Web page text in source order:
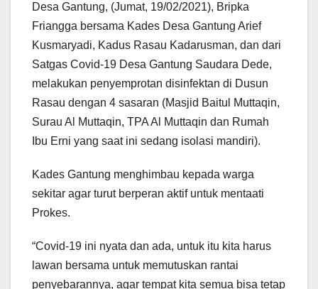
Desa Gantung, (Jumat, 19/02/2021), Bripka
Friangga bersama Kades Desa Gantung Arief
Kusmaryadi, Kadus Rasau Kadarusman, dan dari
Satgas Covid-19 Desa Gantung Saudara Dede,
melakukan penyemprotan disinfektan di Dusun
Rasau dengan 4 sasaran (Masjid Baitul Muttaqin,
Surau Al Muttaqin, TPA Al Muttaqin dan Rumah
Ibu Erni yang saat ini sedang isolasi mandiri).
Kades Gantung menghimbau kepada warga
sekitar agar turut berperan aktif untuk mentaati
Prokes.
“Covid-19 ini nyata dan ada, untuk itu kita harus
lawan bersama untuk memutuskan rantai
penyebarannya, agar tempat kita semua bisa tetap